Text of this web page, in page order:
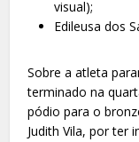
visual);
Edileusa dos
Sobre a atleta
terminado na
pódio para o
Judith Vila, por ter